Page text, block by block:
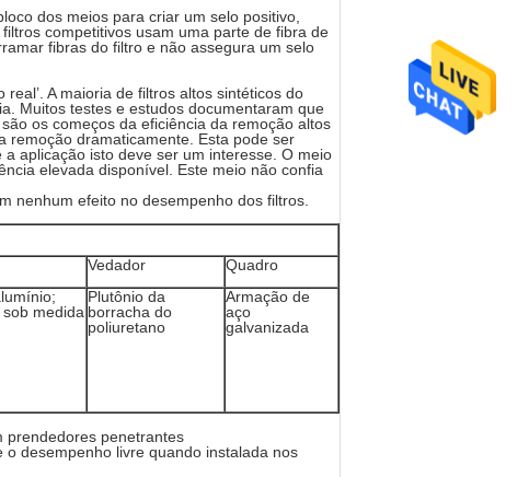
dos meios para criar um selo positivo,
competitivos usam uma parte de fibra de
fibras do filtro e não assegura um selo
A maioria de filtros altos sintéticos do
Muitos testes e estudos documentaram que
os começos da eficiência da remoção altos
remoção dramaticamente. Esta pode ser
aplicação isto deve ser um interesse. O meio
elevada disponível. Este meio não confia
nenhum efeito no desempenho dos filtros.
Vedador
Quadro
medida
Plutônio da
borracha do
poliuretano
Armação de
aço
galvanizada
prendedores penetrantes
desempenho livre quando instalada nos